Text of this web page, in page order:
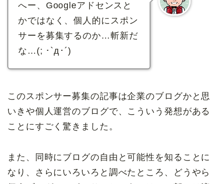
へー、Googleアドセンスと
かではなく、個人的にスポン
サーを募集するのか…斬新だ
な…(; ･`д･´)
このスポンサー募集の記事は企業のブログかと思
いきや個人運営のブログで、こういう発想がある
ことにすごく驚きました。
また、同時にブログの自由と可能性を知ることに
なり、さらにいろいろと調べたところ、どうやら